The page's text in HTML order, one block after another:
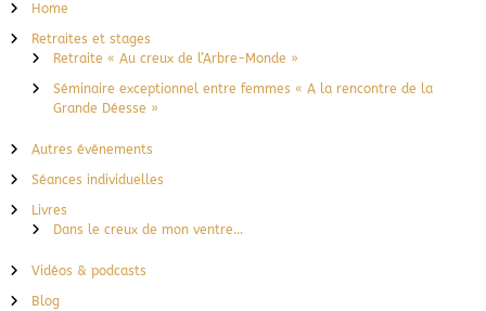
Home
Retraites et stages
Retraite « Au creux de l’Arbre-Monde »
Séminaire exceptionnel entre femmes « A la rencontre de la
Grande Déesse »
Autres événements
Séances individuelles
Livres
Dans le creux de mon ventre…
Vidéos & podcasts
Blog